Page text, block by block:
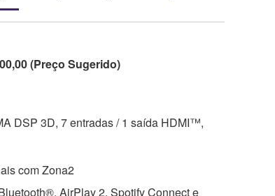
(Preço Sugerido)
DSP 3D, 7 entradas / 1 saída HDMI™,
com Zona2
AirPlay 2, Spotify Connect e